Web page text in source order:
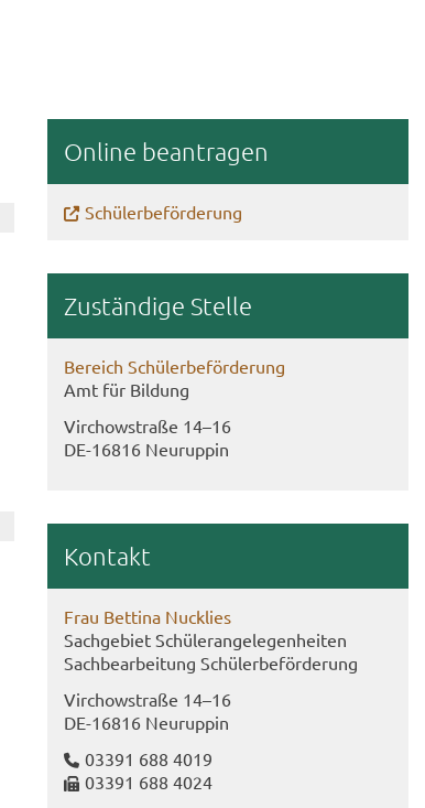
On­line be­an­tra­gen
Schü­ler­be­för­de­rung
Zu­stän­di­ge Stel­le
Be­reich Schü­ler­be­för­de­rung
Amt für Bil­dung
Virch­ow­stra­ße 14–16
DE-​16816 Neu­rup­pin
Kon­takt
Frau Bet­ti­na Nuck­lies
Sach­ge­biet Schü­ler­an­ge­le­gen­hei­ten
Sach­be­ar­bei­tung Schü­ler­be­för­de­rung
Virch­ow­stra­ße 14–16
DE-​16816 Neu­rup­pin
03391 688 4019
03391 688 4024